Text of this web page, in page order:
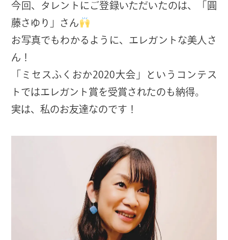
今回、タレントにご登録いただいたのは、「圓
藤さゆり」さん
お写真でもわかるように、エレガントな美人さ
ん！
「ミセスふくおか2020大会」というコンテス
トではエレガント賞を受賞されたのも納得。
実は、私のお友達なのです！